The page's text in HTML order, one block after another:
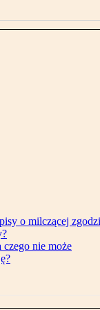
o milczącej
nie może